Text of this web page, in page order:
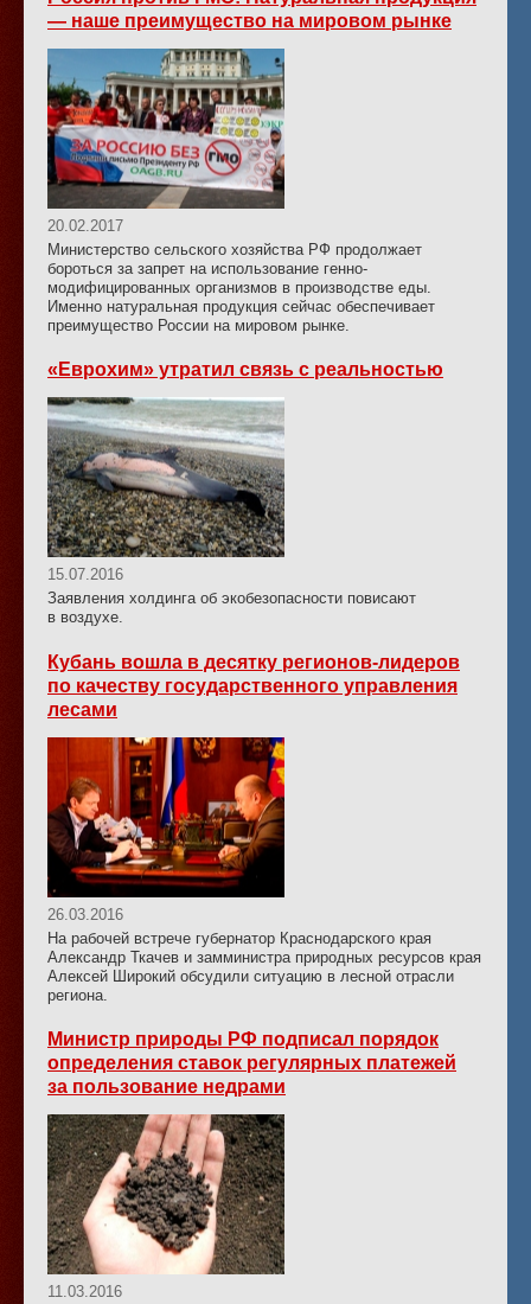
— наше преимущество на мировом рынке
20.02.2017
Министерство сельского хозяйства РФ продолжает
бороться за запрет на использование генно-
модифицированных организмов в производстве еды.
Именно натуральная продукция сейчас обеспечивает
преимущество России на мировом рынке.
«Еврохим» утратил связь с реальностью
15.07.2016
Заявления холдинга об экобезопасности повисают
в воздухе.
Кубань вошла в десятку регионов-лидеров
по качеству государственного управления
лесами
26.03.2016
На рабочей встрече губернатор Краснодарского края
Александр Ткачев и замминистра природных ресурсов края
Алексей Широкий обсудили ситуацию в лесной отрасли
региона.
Министр природы РФ подписал порядок
определения ставок регулярных платежей
за пользование недрами
11.03.2016